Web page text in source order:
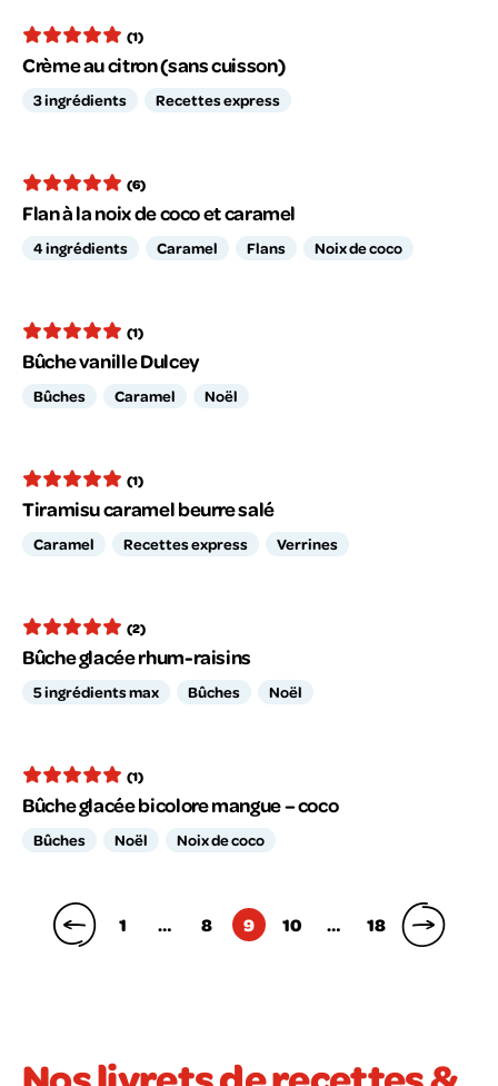
(1)
Crème au citron (sans cuisson)
3 ingrédients Recettes express
(6)
Flan à la noix de coco et caramel
4 ingrédients Caramel Flans Noix de coco
(1)
Bûche vanille Dulcey
Bûches Caramel Noël
(1)
Tiramisu caramel beurre salé
Caramel Recettes express Verrines
(2)
Bûche glacée rhum-raisins
5 ingrédients max Bûches Noël
(1)
Bûche glacée bicolore mangue – coco
Bûches Noël Noix de coco
Pagination
des
1 … 8 9 10 … 18